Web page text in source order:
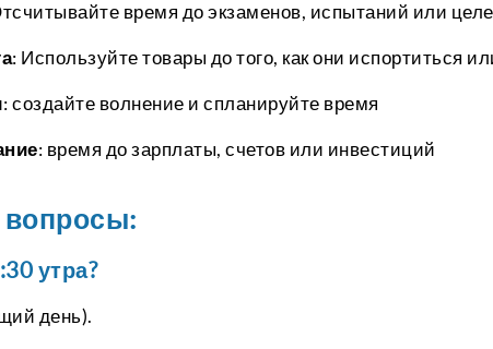
время до экзаменов, испытаний или
: Используйте товары до того, как они испортиться
: создайте волнение и спланируйте время
: время до зарплаты, счетов или инвестиций
вопросы:
утра?
день).